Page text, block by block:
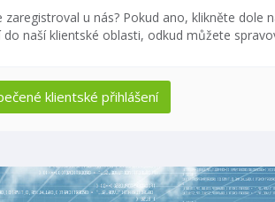
zaregistroval u nás? Pokud ano, klikněte dole
do naší klientské oblasti, odkud můžete